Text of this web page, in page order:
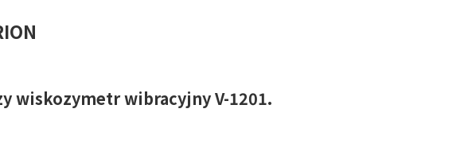
wiskozymetr wibracyjny V-1201.